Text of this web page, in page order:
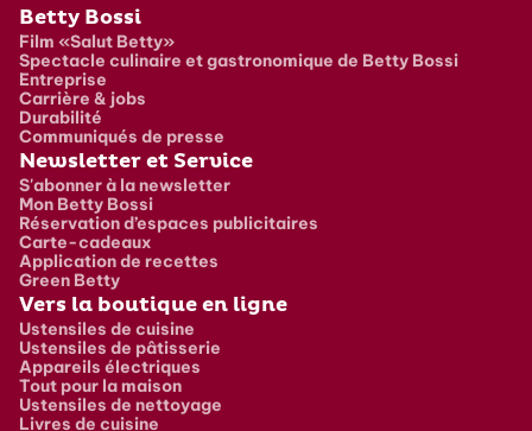
Pied de page
Betty Bossi
Film «Salut Betty»
Spectacle culinaire et gastronomique de Betty Bossi
Entreprise
Carrière & jobs
Durabilité
Communiqués de presse
Newsletter et Service
S'abonner à la newsletter
Mon Betty Bossi
Réservation d’espaces publicitaires
Carte-cadeaux
Application de recettes
Green Betty
Vers la boutique en ligne
Ustensiles de cuisine
Ustensiles de pâtisserie
Appareils électriques
Tout pour la maison
Ustensiles de nettoyage
Livres de cuisine